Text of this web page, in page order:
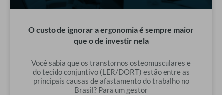
O custo de ignorar a ergonomia é sempre maior
que o de investir nela
Você sabia que os transtornos osteomusculares e
do tecido conjuntivo (LER/DORT) estão entre as
principais causas de afastamento do trabalho no
Brasil? Para um gestor